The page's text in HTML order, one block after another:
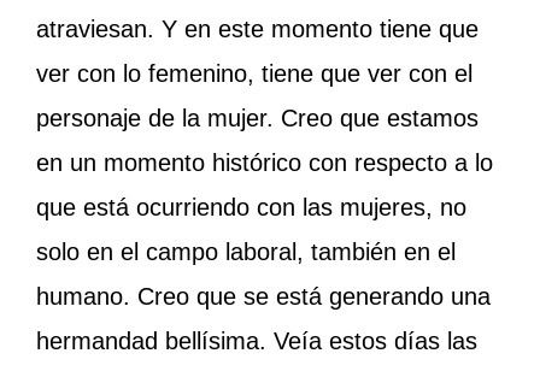
atraviesan. Y en este momento tiene que
ver con lo femenino, tiene que ver con el
personaje de la mujer. Creo que estamos
en un momento histórico con respecto a lo
que está ocurriendo con las mujeres, no
solo en el campo laboral, también en el
humano. Creo que se está generando una
hermandad bellísima. Veía estos días las